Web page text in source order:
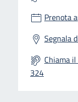
Prenota
Segnala
Chiama
324